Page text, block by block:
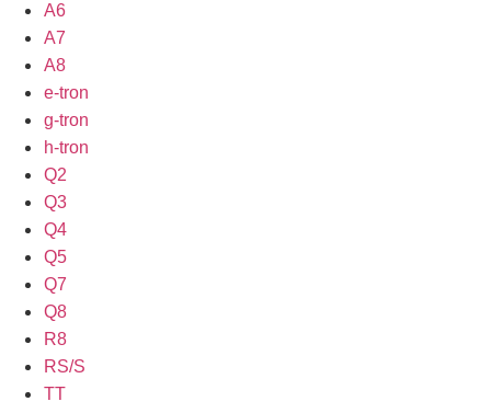
A6
A7
A8
e-tron
g-tron
h-tron
Q2
Q3
Q4
Q5
Q7
Q8
R8
RS/S
TT